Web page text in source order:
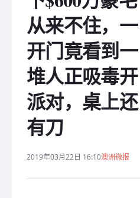
从来不住，一
开门竟看到一
堆人正吸毒开
派对，桌上还
有刀
2019年03月22日 16:10澳洲微报